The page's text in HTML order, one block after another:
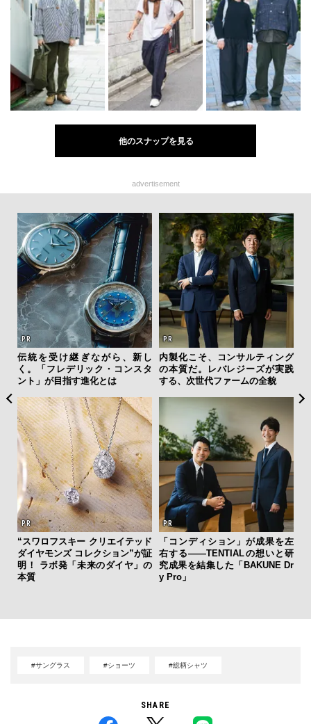
他のスナップを見る
advertisement
伝統を受け継ぎながら、新し
く。「フレデリック・コンスタ
ント」が目指す進化とは
内製化こそ、コンサルティング
の本質だ。レバレジーズが実践
する、次世代ファームの全貌
“スワロフスキー クリエイテッド
ダイヤモンズ コレクション”が証
明！ ラボ発「未来のダイヤ」の
本質
「コンディション」が成果を左
右する——TENTIALの想いと研
究成果を結集した「BAKUNE Dr
y Pro」
#サングラス #ショーツ #総柄シャツ
SHARE